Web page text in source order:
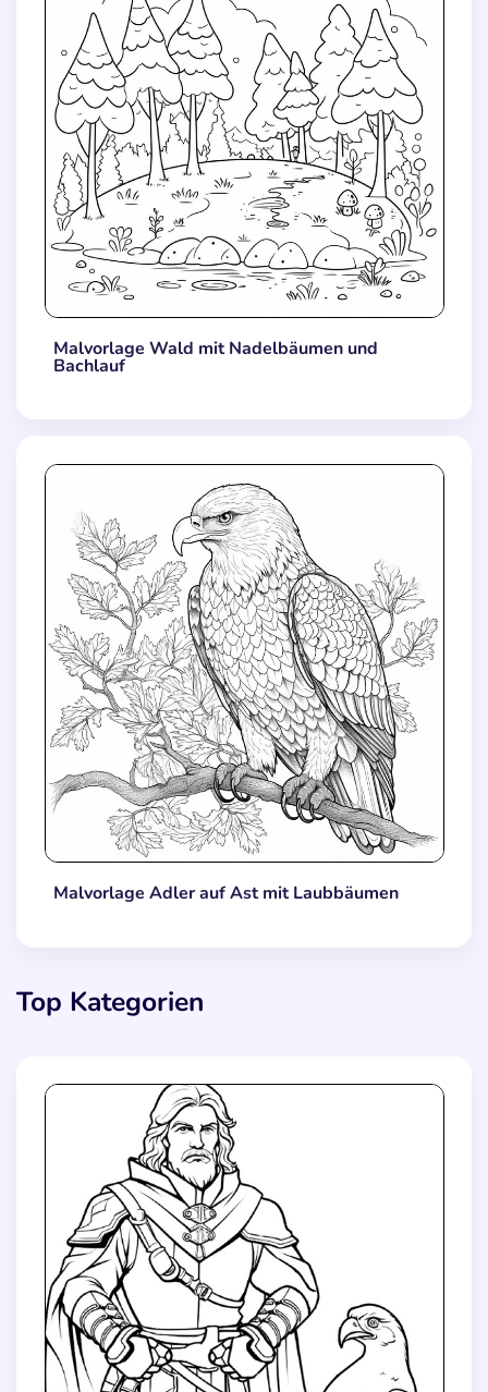
Malvorlage Wald mit Nadelbäumen und
Bachlauf
Malvorlage Adler auf Ast mit Laubbäumen
Top Kategorien